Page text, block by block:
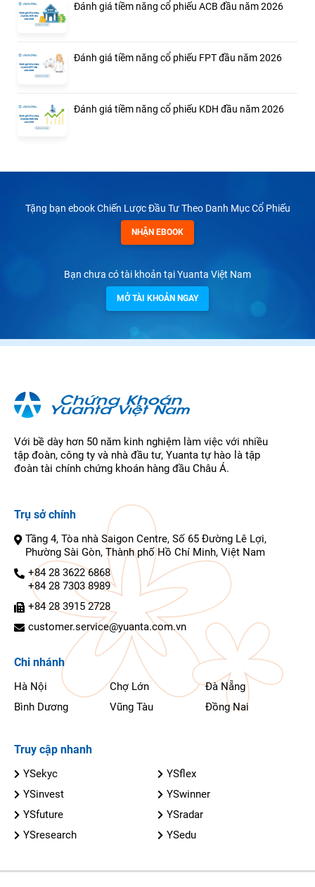
Đánh giá tiềm năng cổ phiếu ACB đầu năm 2026
Đánh giá tiềm năng cổ phiếu FPT đầu năm 2026
Đánh giá tiềm năng cổ phiếu KDH đầu năm 2026
Tặng bạn ebook Chiến Lược Đầu Tư Theo Danh Mục Cổ Phiếu
NHẬN EBOOK
Bạn chưa có tài khoản tại Yuanta Việt Nam
MỞ TÀI KHOẢN NGAY
Với bề dày hơn 50 năm kinh nghiệm làm việc với nhiều
tập đoàn, công ty và nhà đầu tư, Yuanta tự hào là tập
đoàn tài chính chứng khoán hàng đầu Châu Á.
Trụ sở chính
Tầng 4, Tòa nhà Saigon Centre, Số 65 Đường Lê Lợi,
Phường Sài Gòn, Thành phố Hồ Chí Minh, Việt Nam
+84 28 3622 6868
+84 28 7303 8989
+84 28 3915 2728
customer.service@yuanta.com.vn
Chi nhánh
Hà Nội Chợ Lớn
Đà Nẵng
Bình Dương
Vũng Tàu Đồng Nai
Truy cập nhanh
YSekyc
YSflex
YSinvest
YSwinner
YSfuture
YSradar
YSresearch
YSedu